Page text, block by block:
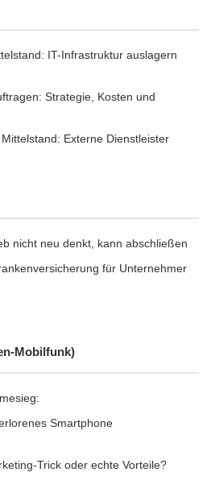
IT-Infrastruktur auslagern
Strategie, Kosten und
Externe Dienstleister
nicht neu denkt, kann abschließen
für Unternehmer
Mobilfunk)
Smartphone
Trick oder echte Vorteile?